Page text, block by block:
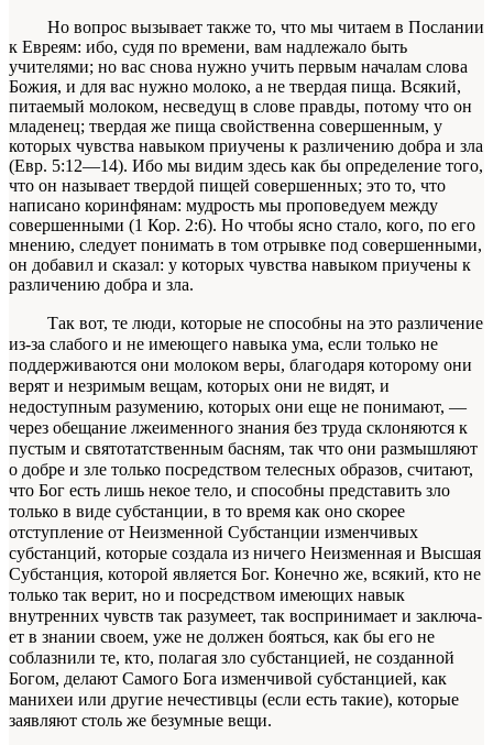
Но вопрос вызывает также то, что мы чи­таем в Послании
к Евреям: ибо, судя по времени, вам надлежало быть
учителями; но вас снова нужно учить первым началам слова
Божия, и для вас нужно молоко, а не твердая пища. Всякий,
питаемый мо­локом, несведущ в слове правды, потому что он
мла­денец; твердая же пища свойственна совершенным, у
которых чувства навыком приучены к различению добра и зла
(Евр. 5:12—14). Ибо мы видим здесь как бы определение того,
что он называет твердой пищей совершенных; это то, что
написано корин­фянам: мудрость мы проповедуем между
совершен­ными (1 Кор. 2:6). Но чтобы ясно стало, кого, по его
мнению, следует понимать в том отрывке под со­вершенными,
он добавил и сказал: у которых чув­ства навыком приучены к
различению добра и зла.
Так вот, те люди, которые не способны на это различение
из-за слабого и не имеющего навы­ка ума, если только не
поддерживаются они моло­ком веры, благодаря которому они
верят и незри­мым вещам, которых они не видят, и
недоступным разумению, которых они еще не понимают, —
че­рез обещание лжеименного знания без труда склоняются к
пустым и святотатственным басням, так что они размышляют
о добре и зле только по­средством телесных образов, считают,
что Бог есть лишь некое тело, и способны представить зло
толь­ко в виде субстанции, в то время как оно скорее
отступление от Неизменной Субстанции изменчи­вых
субстанций, которые создала из ничего Неиз­менная и Высшая
Субстанция, которой является Бог. Конечно же, всякий, кто не
только так верит, но и посредством имеющих навык
внутренних чувств так разумеет, так воспринимает и заключа­
ет в знании своем, уже не должен бояться, как бы его не
соблазнили те, кто, полагая зло субстанци­ей, не созданной
Богом, делают Самого Бога из­менчивой субстанцией, как
манихеи или другие нечестивцы (если есть такие), которые
заявляют столь же безумные вещи.